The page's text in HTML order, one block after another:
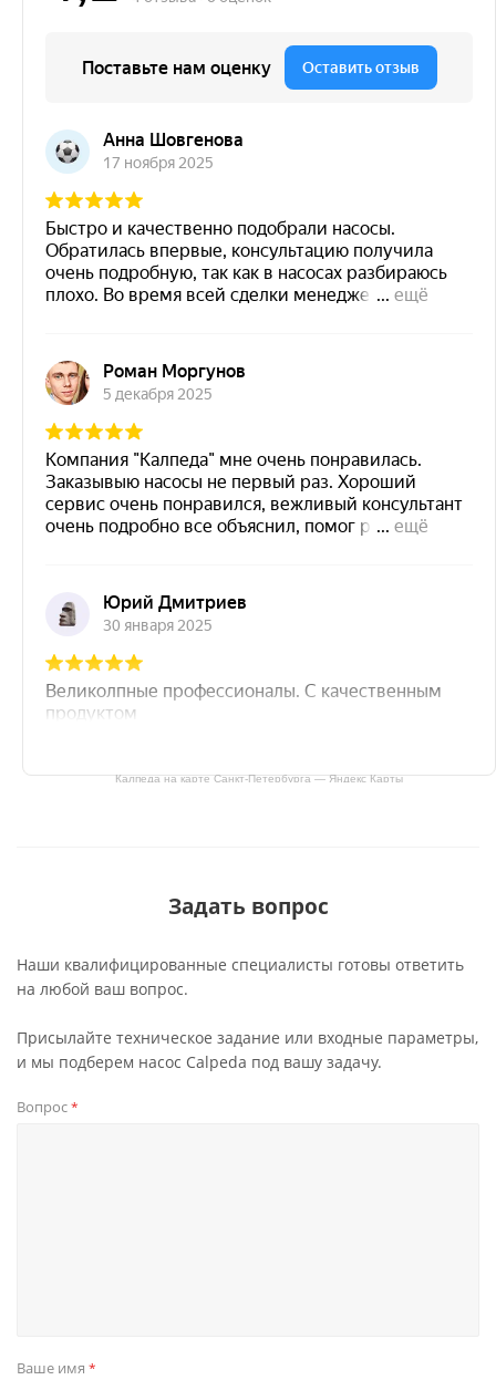
Калпеда на карте Санкт‑Петербурга — Яндекс Карты
Задать вопрос
Наши квалифицированные специалисты готовы ответить
на любой ваш вопрос.
Присылайте техническое задание или входные параметры,
и мы подберем насос Calpeda под вашу задачу.
Вопрос*
Ваше имя *